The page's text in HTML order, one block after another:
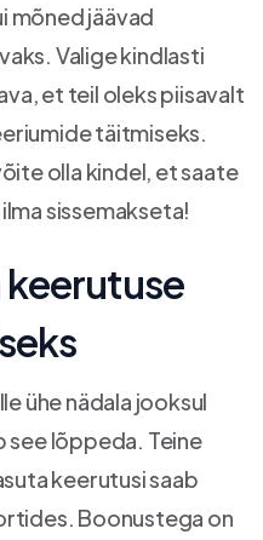
mõned jäävad
Valige kindlasti
et teil oleks piisavalt
täitmiseks.
olla kindel, et saate
sissemakseta!
ühe nädala jooksul
see lõppeda. Teine
keerutusi saab
Boonustega on